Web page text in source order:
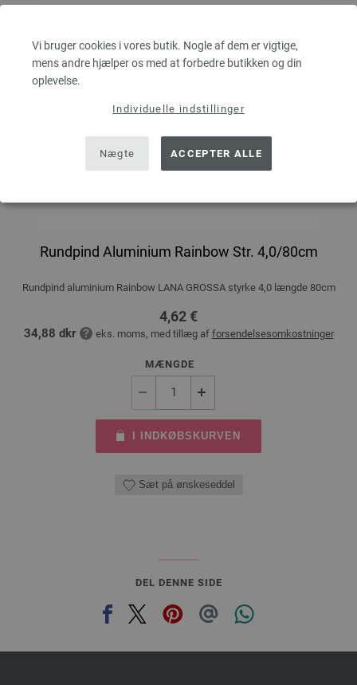
Vi bruger cookies i vores butik. Nogle af dem er vigtige,
mens andre hjælper os med at forbedre butikken og din
oplevelse.
Individuelle indstillinger
Nægte ACCEPTER ALLE
Rundpind Aluminium Rainbow Str. 4,0/80cm
Rundpind aluminium Rainbow LANA GROSSA styrke 4,0 længde 80cm
4,62 €
34,88 dkr eks. moms, med tillæg af forsendelsesomkostninger
MÆNGDE
I INDKØBSKURVEN
Sæt på ønskeseddel
DEL DENNE SIDE